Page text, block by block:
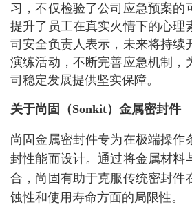
习，不仅检验了公司应急预案的
提升了员工在真实火情下的心理
司安全负责人表示，未来将持续
演练活动，不断完善应急机制，
司稳定发展提供坚实保障。
关于尚固（Sonkit）金属密封件
尚固金属密封件专为在极端操作
封性能而设计。通过将金属材料
合，尚固有助于克服传统密封件
蚀性和使用寿命方面的局限性。